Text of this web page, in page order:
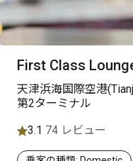
First Class
天津浜海国際空港
第2ターミナル
3.1 74 レビュー